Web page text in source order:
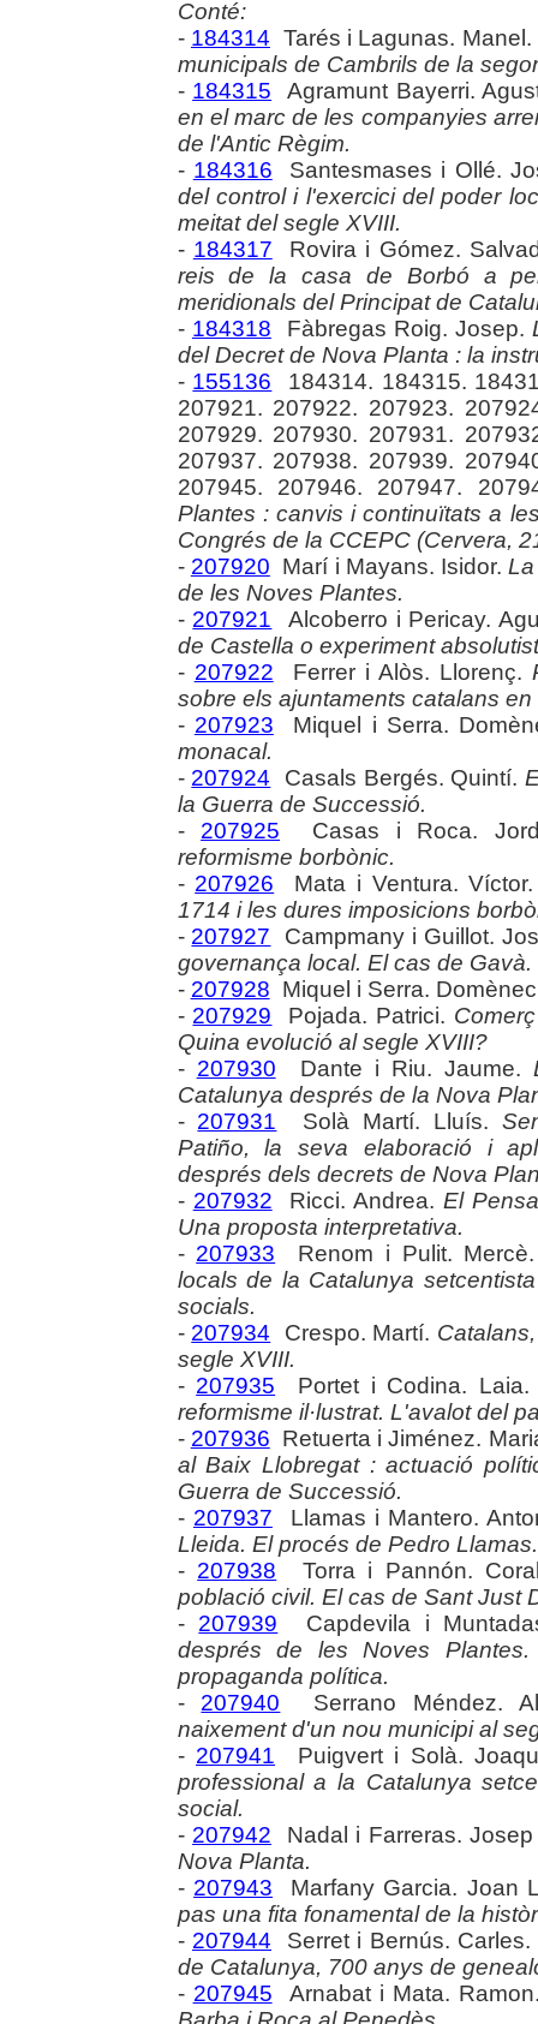
Conté:
- 184314 Tarés i Lagunas. Manel.
municipals de Cambrils de la
- 184315 Agramunt Bayerri.
en el marc de les companyies
de l'Antic Règim.
- 184316 Santesmases i Ollé.
del control i l'exercici del poder
meitat del segle XVIII.
- 184317 Rovira i Gómez.
reis de la casa de Borbó a
meridionals del Principat de
- 184318 Fàbregas Roig. Josep.
del Decret de Nova Planta : la
- 155136 184314. 184315.
207921. 207922. 207923.
207929. 207930. 207931.
207937. 207938. 207939.
207945. 207946. 207947.
Plantes : canvis i continuïtats a
Congrés de la CCEPC (Cervera,
- 207920 Marí i Mayans. Isidor.
de les Noves Plantes.
- 207921 Alcoberro i Pericay.
de Castella o experiment
- 207922 Ferrer i Alòs. Llorenç.
sobre els ajuntaments catalans
- 207923 Miquel i Serra.
monacal.
- 207924 Casals Bergés. Quintí.
la Guerra de Successió.
- 207925 Casas i Roca.
reformisme borbònic.
- 207926 Mata i Ventura.
1714 i les dures imposicions
- 207927 Campmany i Guillot.
governança local. El cas de Gavà.
- 207928 Miquel i Serra.
- 207929 Pojada. Patrici.
Quina evolució al segle XVIII?
- 207930 Dante i Riu. Jaume.
Catalunya després de la Nova
- 207931 Solà Martí. Lluís.
Patiño, la seva elaboració i
després dels decrets de Nova
- 207932 Ricci. Andrea.El
Una proposta interpretativa.
- 207933 Renom i Pulit.
locals de la Catalunya
socials.
- 207934 Crespo. Martí.
segle XVIII.
- 207935 Portet i Codina.
reformisme il·lustrat. L'avalot del
- 207936 Retuerta i Jiménez.
al Baix Llobregat : actuació
Guerra de Successió.
- 207937 Llamas i Mantero.
Lleida. El procés de Pedro
- 207938 Torra i Pannón.
població civil. El cas de Sant Just
- 207939 Capdevila i
després de les Noves
propaganda política.
- 207940 Serrano Méndez.
naixement d'un nou municipi al
- 207941 Puigvert i Solà.
professional a la Catalunya
social.
- 207942 Nadal i Farreras.
Nova Planta.
- 207943 Marfany Garcia. Joan
pas una fita fonamental de la
- 207944 Serret i Bernús. Carles.
de Catalunya, 700 anys de
- 207945 Arnabat i Mata.